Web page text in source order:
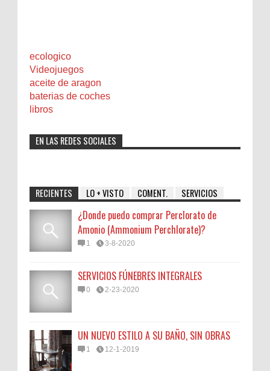
ecologico
Videojuegos
aceite de aragon
baterias de coches
libros
EN LAS REDES SOCIALES
RECIENTES LO + VISTO COMENT. SERVICIOS
¿Donde puedo comprar Perclorato de
Amonio (Ammonium Perchlorate)?
1 3-8-2020
SERVICIOS FÚNEBRES INTEGRALES
0 2-23-2020
UN NUEVO ESTILO A SU BAÑO, SIN OBRAS
1 12-1-2019